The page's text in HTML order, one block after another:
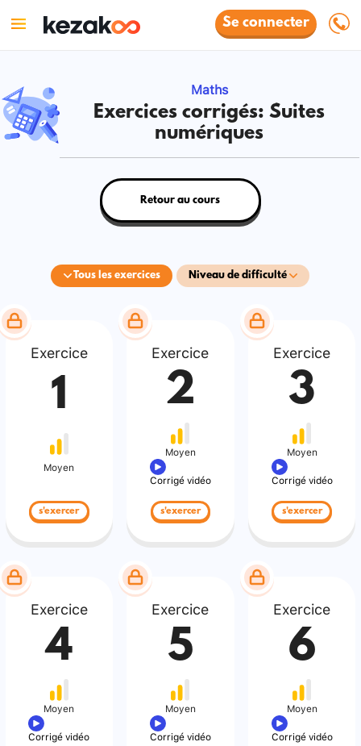
Se connecter
Maths
Exercices corrigés: Suites
numériques
Tous les exercices Niveau de difficulté
Retour au cours
Exercice
1
Moyen
s'exercer
Exercice
2
Moyen
Corrigé vidéo
s'exercer
Exercice
3
Moyen
Corrigé vidéo
s'exercer
Exercice
4
Moyen
Corrigé vidéo
Exercice
5
Moyen
Corrigé vidéo
Exercice
6
Moyen
Corrigé vidéo